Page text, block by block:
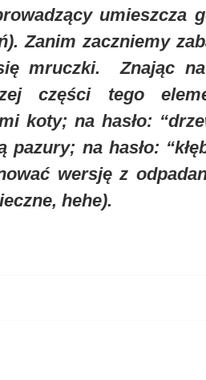
umieszcza
Zanim zaczniemy
mruczki. Znając
części tego
koty; na hasło:
na hasło:
wersję z
hehe).